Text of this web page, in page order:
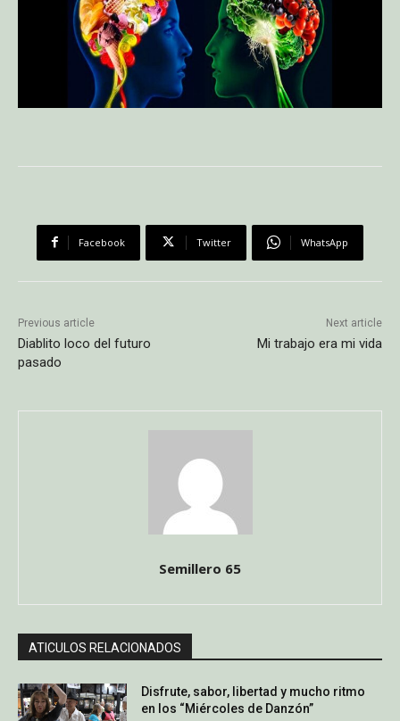
Facebook Twitter WhatsApp
Previous article
Diablito loco del futuro
pasado
Next article
Mi trabajo era mi vida
Semillero 65
ATICULOS RELACIONADOS
Disfrute, sabor, libertad y mucho ritmo
en los “Miércoles de Danzón”